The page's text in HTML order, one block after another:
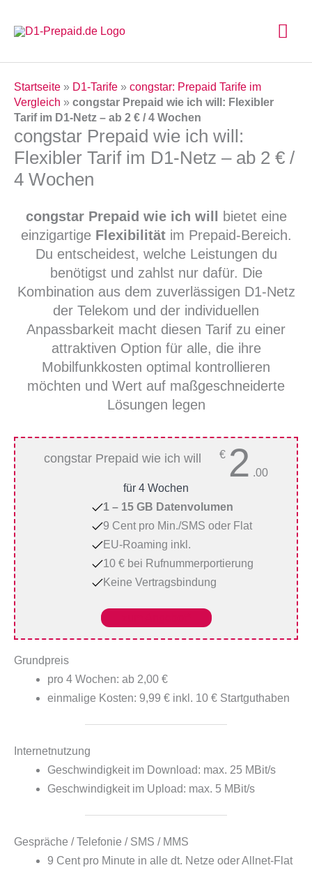
Inhalt
Startseite » D1-Tarife » congstar: Prepaid Tarife im
Vergleich » congstar Prepaid wie ich will: Flexibler
Tarif im D1-Netz – ab 2 € / 4 Wochen
congstar Prepaid wie ich will:
Flexibler Tarif im D1-Netz – ab 2 € /
4 Wochen
congstar Prepaid wie ich will
bietet eine
einzigartige Flexibilität im Prepaid-Bereich.
Du entscheidest, welche Leistungen du
benötigst und zahlst nur dafür. Die
Kombination aus dem zuverlässigen D1-Netz
der Telekom und der individuellen
Anpassbarkeit macht diesen Tarif zu einer
attraktiven Option für alle, die ihre
Mobilfunkkosten optimal kontrollieren
möchten und Wert auf maßgeschneiderte
Lösungen legen
congstar Prepaid wie ich will € 2 .00
für 4 Wochen
1 – 15 GB Datenvolumen
9 Cent pro Min./SMS oder Flat
EU-Roaming inkl.
10 € bei Rufnummerportierung
Keine Vertragsbindung
Grundpreis
pro 4 Wochen: ab 2,00 €
einmalige Kosten: 9,99 € inkl. 10 € Startguthaben
Internetnutzung
Geschwindigkeit im Download: max. 25 MBit/s
Geschwindigkeit im Upload: max. 5 MBit/s
Gespräche / Telefonie / SMS / MMS
9 Cent pro Minute in alle dt. Netze oder Allnet-Flat